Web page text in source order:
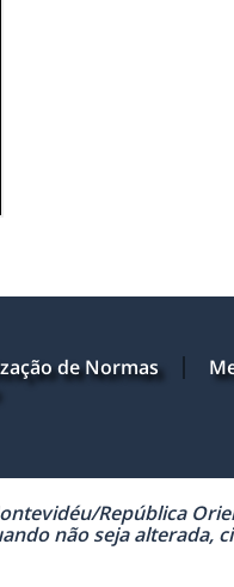
de Normas
República
não seja alterada,